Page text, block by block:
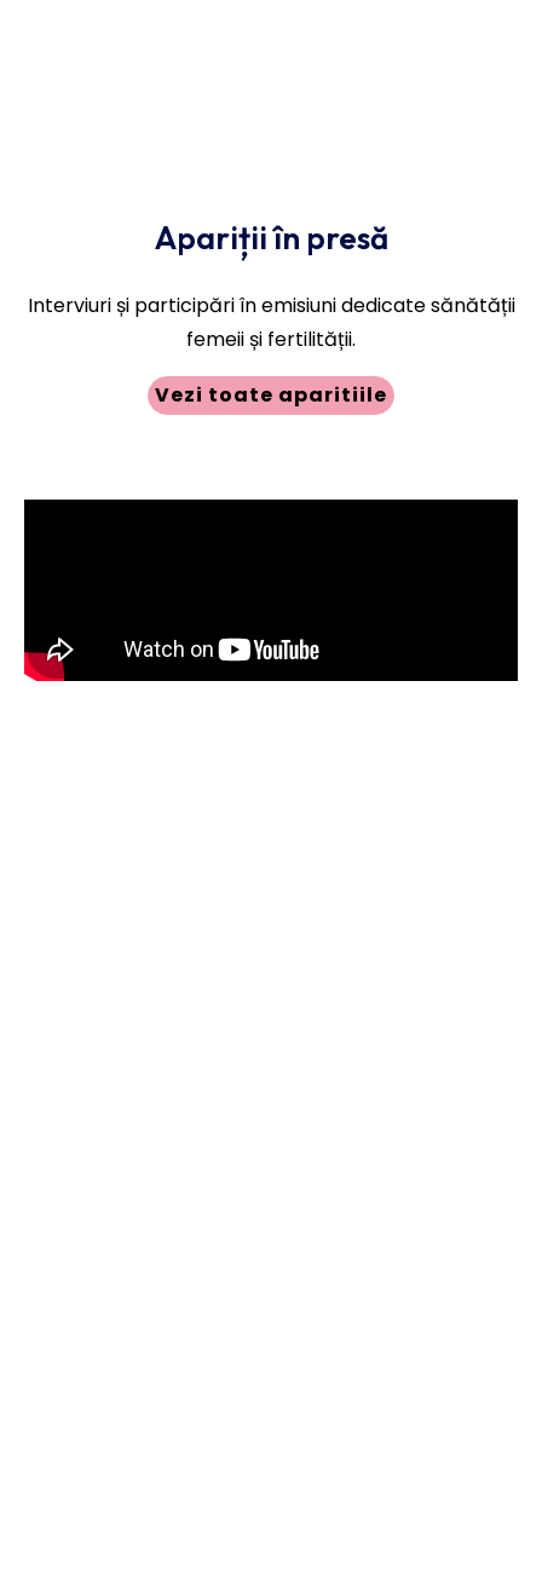
Apariții în presă
Interviuri și participări în emisiuni dedicate sănătății
femeii și fertilității.
Vezi toate aparitiile